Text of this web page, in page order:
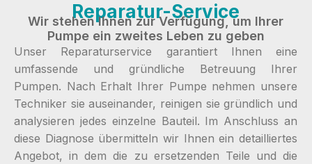
Reparatur-Service
Wir stehen Ihnen zur Verfügung, um Ihrer
Pumpe ein zweites Leben zu geben
Unser Reparaturservice garantiert Ihnen eine
umfassende und gründliche Betreuung Ihrer
Pumpen. Nach Erhalt Ihrer Pumpe nehmen unsere
Techniker sie auseinander, reinigen sie gründlich und
analysieren jedes einzelne Bauteil. Im Anschluss an
diese Diagnose übermitteln wir Ihnen ein detailliertes
Angebot, in dem die zu ersetzenden Teile und die